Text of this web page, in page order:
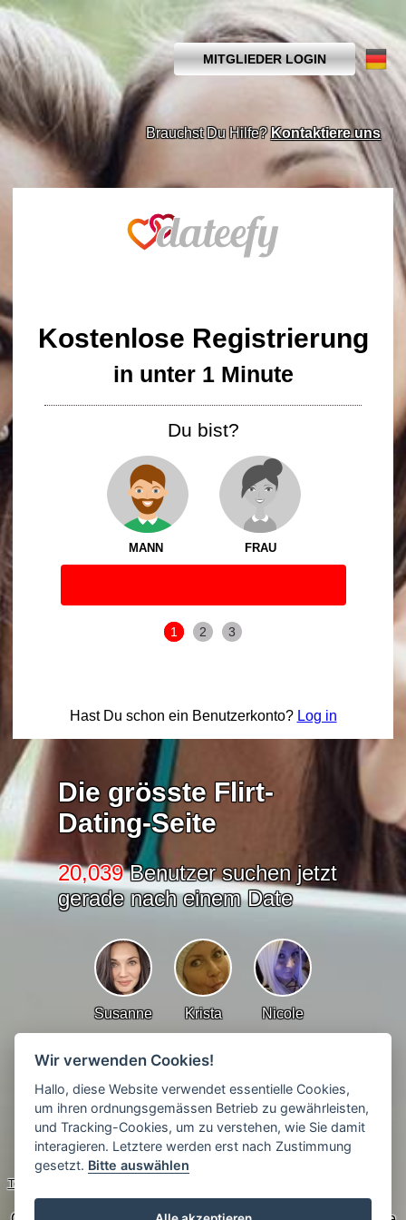
MITGLIEDER LOGIN
Brauchst Du Hilfe?Kontaktiere uns
Kostenlose Registrierung
in unter 1 Minute
Du bist?
MANN FRAU
1 2 3
Hast Du schon ein Benutzerkonto? Log in
Die grösste Flirt-
Dating-Seite
20,039Benutzer suchen jetzt
gerade nach einem Date
Susanne Krista Nicole
Sabrina Annette Simone
© 2017 - 2026 Dateefy
Technischer Support
Wir verwenden Cookies!
Hallo, diese Website verwendet essentielle Cookies,
um ihren ordnungsgemässen Betrieb zu gewährleisten,
und Tracking-Cookies, um zu verstehen, wie Sie damit
interagieren. Letztere werden erst nach Zustimmung
gesetzt. Bitte auswählen